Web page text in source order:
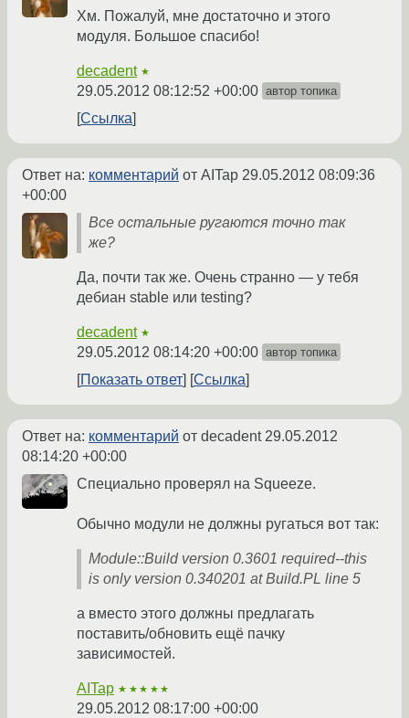
Хм. Пожалуй, мне достаточно и этого
модуля. Большое спасибо!
decadent ★
29.05.2012 08:12:52 +00:00 автор топика
Ссылка
Ответ на: комментарий от AITap 29.05.2012 08:09:36
+00:00
Все остальные ругаются точно так
же?
Да, почти так же. Очень странно — у тебя
дебиан stable или testing?
decadent ★
29.05.2012 08:14:20 +00:00 автор топика
Показать ответ Ссылка
Ответ на: комментарий от decadent29.05.2012
08:14:20 +00:00
Специально проверял на Squeeze.
Обычно модули не должны ругаться вот так:
Module::Build version 0.3601 required--this
is only version 0.340201 at Build.PL line 5
а вместо этого должны предлагать
поставить/обновить ещё пачку
зависимостей.
AITap ★★★★★
29.05.2012 08:17:00 +00:00